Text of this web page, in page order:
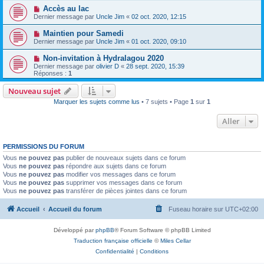
Accès au lac
Dernier message par Uncle Jim « 02 oct. 2020, 12:15
Maintien pour Samedi
Dernier message par Uncle Jim « 01 oct. 2020, 09:10
Non-invitation à Hydralagou 2020
Dernier message par olivier D « 28 sept. 2020, 15:39
Réponses : 1
Nouveau sujet
Marquer les sujets comme lus • 7 sujets • Page 1 sur 1
Aller
PERMISSIONS DU FORUM
Vous ne pouvez pas publier de nouveaux sujets dans ce forum
Vous ne pouvez pas répondre aux sujets dans ce forum
Vous ne pouvez pas modifier vos messages dans ce forum
Vous ne pouvez pas supprimer vos messages dans ce forum
Vous ne pouvez pas transférer de pièces jointes dans ce forum
Accueil Accueil du forum Fuseau horaire sur UTC+02:00
Développé parphpBB® Forum Software © phpBB Limited
Traduction française officielle ©Miles Cellar
Confidentialité | Conditions